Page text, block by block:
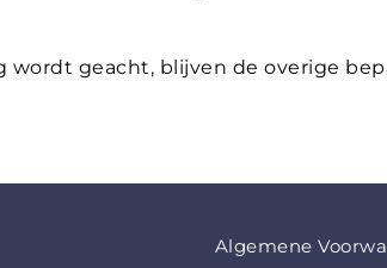
wordt geacht, blijven de overige
Algemene